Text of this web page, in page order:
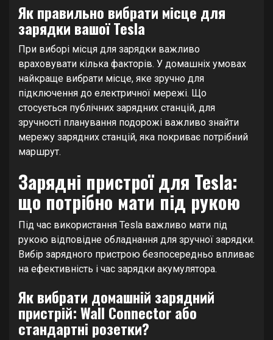
Як правильно вибрати місце для
зарядки вашої Tesla
При виборі місця для зарядки важливо
враховувати кілька факторів. У домашніх умовах
найкраще вибрати місце, яке зручно для
підключення до електричної мережі. Що
стосується публічних зарядних станцій, для
зручності планування подорожі важливо знайти
мережу зарядних станцій, яка покриває потрібний
маршрут.
Зарядні пристрої для Tesla:
що потрібно мати під рукою
Під час використання Tesla важливо мати під
рукою відповідне обладнання для зручної зарядки.
Вибір зарядного пристрою безпосередньо впливає
на ефективність і час зарядки акумулятора.
Як вибрати домашній зарядний
пристрій: Wall Connector або
стандартні розетки?